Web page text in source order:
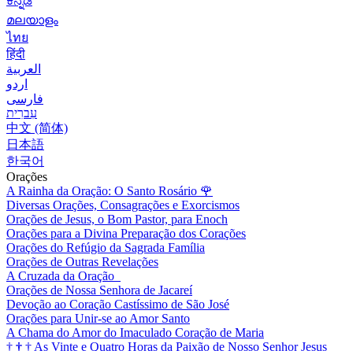
മലയാളം
ไทย
हिंदी
العربية
اردو
فارسی
עִברִית
中文 (简体)
日本語
한국어
Orações
A Rainha da Oração: O Santo Rosário 🌹
Diversas Orações, Consagrações e Exorcismos
Orações de Jesus, o Bom Pastor, para Enoch
Orações para a Divina Preparação dos Corações
Orações do Refúgio da Sagrada Família
Orações de Outras Revelações
A Cruzada da Oração
Orações de Nossa Senhora de Jacareí
Devoção ao Coração Castíssimo de São José
Orações para Unir-se ao Amor Santo
A Chama do Amor do Imaculado Coração de Maria
† † † As Vinte e Quatro Horas da Paixão de Nosso Senhor Jesus